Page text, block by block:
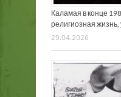
Каламая в конце
религиозная
29.04.2026